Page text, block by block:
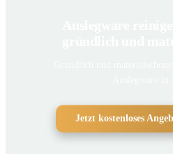
Jetzt kostenloses